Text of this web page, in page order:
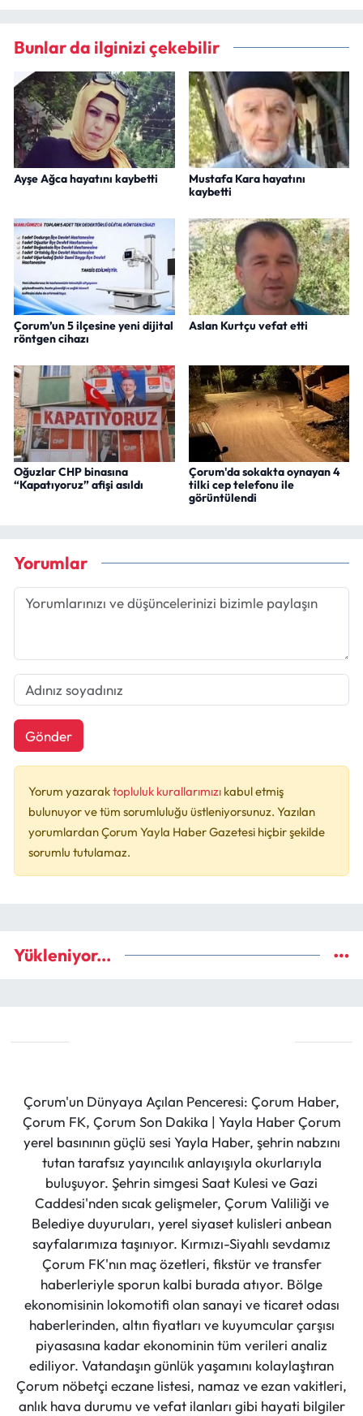
Bunlar da ilginizi çekebilir
Ayşe Ağca hayatını kaybetti
Mustafa Kara hayatını
kaybetti
Çorum’un 5 ilçesine yeni dijital
röntgen cihazı
Aslan Kurtçu vefat etti
Oğuzlar CHP binasına
“Kapatıyoruz” afişi asıldı
Çorum'da sokakta oynayan 4
tilki cep telefonu ile
görüntülendi
Yorumlar
Gönder
Yorum yazaraktopluluk kurallarımızı kabul etmiş
bulunuyor ve tüm sorumluluğu üstleniyorsunuz. Yazılan
yorumlardan Çorum Yayla Haber Gazetesi hiçbir şekilde
sorumlu tutulamaz.
Yükleniyor...
Çorum'un Dünyaya Açılan Penceresi: Çorum Haber,
Çorum FK, Çorum Son Dakika | Yayla Haber Çorum
yerel basınının güçlü sesi Yayla Haber, şehrin nabzını
tutan tarafsız yayıncılık anlayışıyla okurlarıyla
buluşuyor. Şehrin simgesi Saat Kulesi ve Gazi
Caddesi'nden sıcak gelişmeler, Çorum Valiliği ve
Belediye duyuruları, yerel siyaset kulisleri anbean
sayfalarımıza taşınıyor. Kırmızı-Siyahlı sevdamız
Çorum FK'nın maç özetleri, fikstür ve transfer
haberleriyle sporun kalbi burada atıyor. Bölge
ekonomisinin lokomotifi olan sanayi ve ticaret odası
haberlerinden, altın fiyatları ve kuyumcular çarşısı
piyasasına kadar ekonominin tüm verileri analiz
ediliyor. Vatandaşın günlük yaşamını kolaylaştıran
Çorum nöbetçi eczane listesi, namaz ve ezan vakitleri,
anlık hava durumu ve vefat ilanları gibi hayati bilgiler